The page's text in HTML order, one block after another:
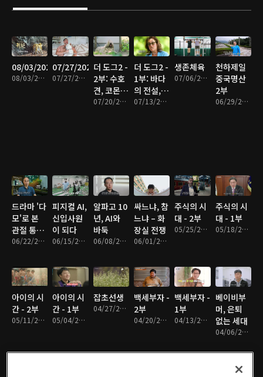
08/03/2026
08/03/2026 • 49분
07/27/2026
07/27/2026 • 46분
더 도그2 -
2부: 수호
견, 코몬도
르
07/20/2026 • 47분
더 도그2 -
1부: 바다
의 전설,
뉴펀들랜07/13/2026 • 48분
생존체육
07/06/2026 • 47분
천하제일
중국명산
2부
06/29/2026 • 47분
드라마 '다
모'로 본
관절 통증
의 골든타
06/22/2026 • 48분
피지컬 AI,
신입사원
이 되다
06/15/2026 • 49분
알파고 10
년, AI와
바둑
06/08/2026 • 48분
싸느냐, 참
느냐 – 화
장실 전쟁
06/01/2026 • 50분
주식의 시
대 - 2부
05/25/2026 • 47분
주식의 시
대 - 1부
05/18/2026 • 50분
아이의 시
간 - 2부
05/11/2026 • 48분
아이의 시
간 - 1부
05/04/2026 • 48분
잡초선생
04/27/2026 • 46분
백세부자 -
2부
04/20/2026 • 47분
백세부자 -
1부
04/13/2026 • 48분
베이비부
머, 은퇴
없는 세대
04/06/2026 • 48분